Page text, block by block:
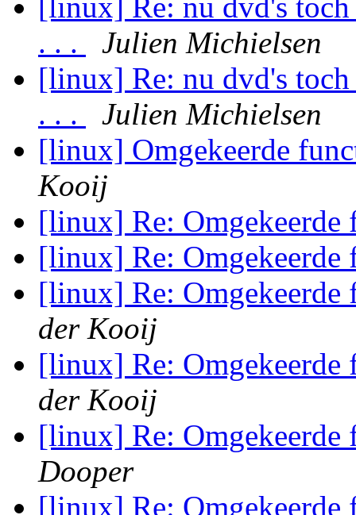
[linux] Re: nu dvd's
. . .
Julien Michielsen
[linux] Re: nu dvd's
. . .
Julien Michielsen
[linux] Omgekeerde
Kooij
[linux] Re:
[linux] Re:
[linux] Re:
der Kooij
[linux] Re:
der Kooij
[linux] Re:
Dooper
[linux] Re: